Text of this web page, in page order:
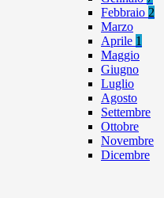
Febbraio 2
Marzo
Aprile 1
Maggio
Giugno
Luglio
Agosto
Settembre
Ottobre
Novembre
Dicembre